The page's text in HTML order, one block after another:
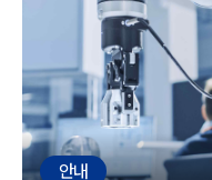
안내